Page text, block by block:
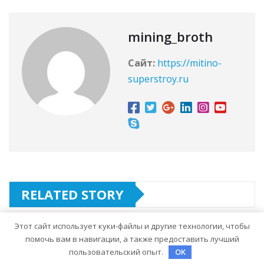
mining_broth
Сайт: https://mitino-
superstroy.ru
RELATED STORY
Этот сайт использует куки-файлы и другие технологии, чтобы
помочь вам в навигации, а также предоставить лучший
пользовательский опыт.
OK